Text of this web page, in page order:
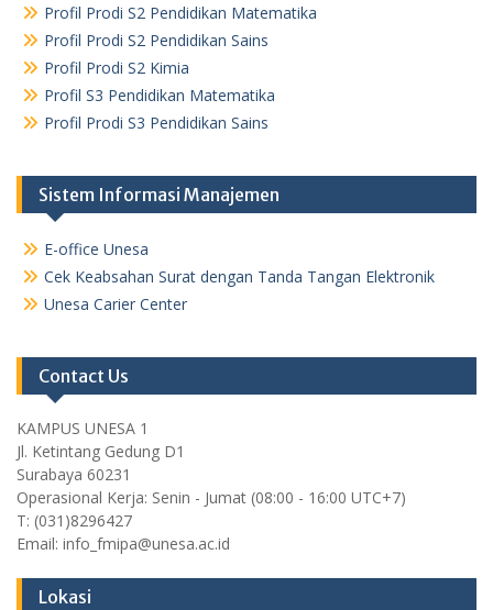
Profil Prodi S2 Pendidikan Matematika
Profil Prodi S2 Pendidikan Sains
Profil Prodi S2 Kimia
Profil S3 Pendidikan Matematika
Profil Prodi S3 Pendidikan Sains
Sistem Informasi Manajemen
E-office Unesa
Cek Keabsahan Surat dengan Tanda Tangan Elektronik
Unesa Carier Center
Contact Us
KAMPUS UNESA 1
Jl. Ketintang Gedung D1
Surabaya 60231
Operasional Kerja: Senin - Jumat (08:00 - 16:00 UTC+7)
T: (031)8296427
Email: info_fmipa@unesa.ac.id
Lokasi